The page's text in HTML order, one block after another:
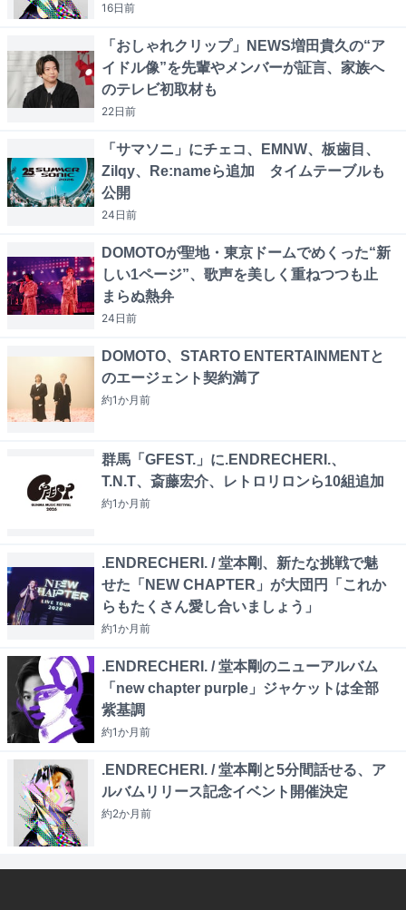
16日前
「おしゃれクリップ」NEWS増田貴久の“ア
イドル像”を先輩やメンバーが証言、家族へ
のテレビ初取材も
22日前
「サマソニ」にチェコ、EMNW、板歯目、
Zilqy、Re:nameら追加 タイムテーブルも
公開
24日前
DOMOTOが聖地・東京ドームでめくった“新
しい1ページ”、歌声を美しく重ねつつも止
まらぬ熱弁
24日前
DOMOTO、STARTO ENTERTAINMENTと
のエージェント契約満了
約1か月前
群馬「GFEST.」に.ENDRECHERI.、
T.N.T、斎藤宏介、レトロリロンら10組追加
約1か月前
.ENDRECHERI. / 堂本剛、新たな挑戦で魅
せた「NEW CHAPTER」が大団円「これか
らもたくさん愛し合いましょう」
約1か月前
.ENDRECHERI. / 堂本剛のニューアルバム
「new chapter purple」ジャケットは全部
紫基調
約1か月前
.ENDRECHERI. / 堂本剛と5分間話せる、ア
ルバムリリース記念イベント開催決定
約2か月前